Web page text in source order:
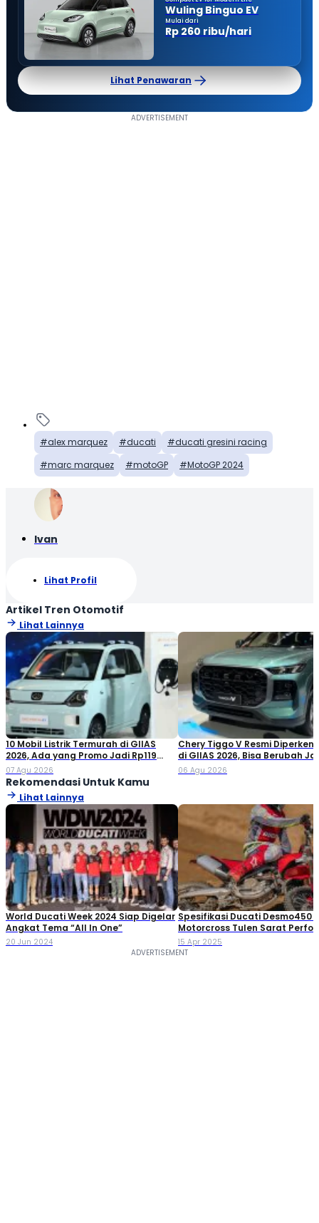
Wuling Binguo EV
Mulai dari
Rp 260 ribu/hari
Lihat Penawaran
alex marquez ducati
ducati gresini racing
marc marquez
motoGP MotoGP 2024
Ivan
Lihat Profil
Artikel Tren Otomotif
Lihat Lainnya
10 Mobil Listrik Termurah di GIIAS
2026, Ada yang Promo Jadi Rp119
Jutaan!
07 Agu 2026
Chery Tiggo V Resmi
di GIIAS 2026, Bisa Berubah
Double Cabin
06 Agu 2026
Rekomendasi Untuk Kamu
Lihat Lainnya
World Ducati Week 2024 Siap Digelar
Angkat Tema “All In One”
20 Jun 2024
Spesifikasi Ducati Desmo450
Motorcross Tulen Sarat
15 Apr 2025